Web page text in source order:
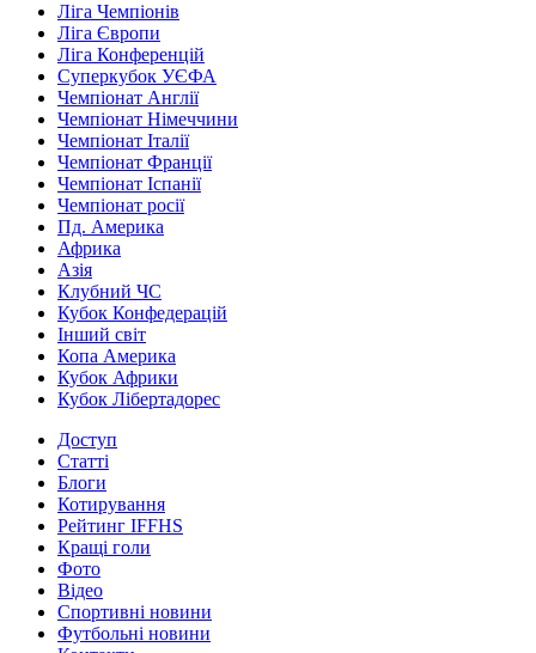
Ліга Чемпіонів
Ліга Європи
Ліга Конференцій
Суперкубок УЄФА
Чемпіонат Англії
Чемпіонат Німеччини
Чемпіонат Італії
Чемпіонат Франції
Чемпіонат Іспанії
Чемпіонат росії
Пд. Америка
Африка
Азія
Клубний ЧС
Кубок Конфедерацій
Інший світ
Копа Америка
Кубок Африки
Кубок Лібертадорес
Доступ
Статті
Блоги
Котирування
Рейтинг IFFHS
Кращі голи
Фото
Відео
Спортивні новини
Футбольні новини